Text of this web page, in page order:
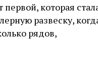
которая
развеску,
рядов,